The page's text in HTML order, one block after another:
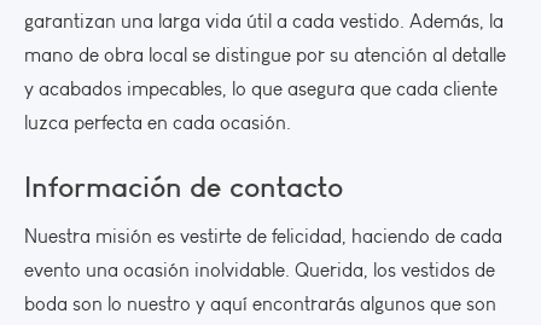
garantizan una larga vida útil a cada vestido. Además, la
mano de obra local se distingue por su atención al detalle
y acabados impecables, lo que asegura que cada cliente
luzca perfecta en cada ocasión.
Información de contacto
Nuestra misión es vestirte de felicidad, haciendo de cada
evento una ocasión inolvidable. Querida, los vestidos de
boda son lo nuestro y aquí encontrarás algunos que son